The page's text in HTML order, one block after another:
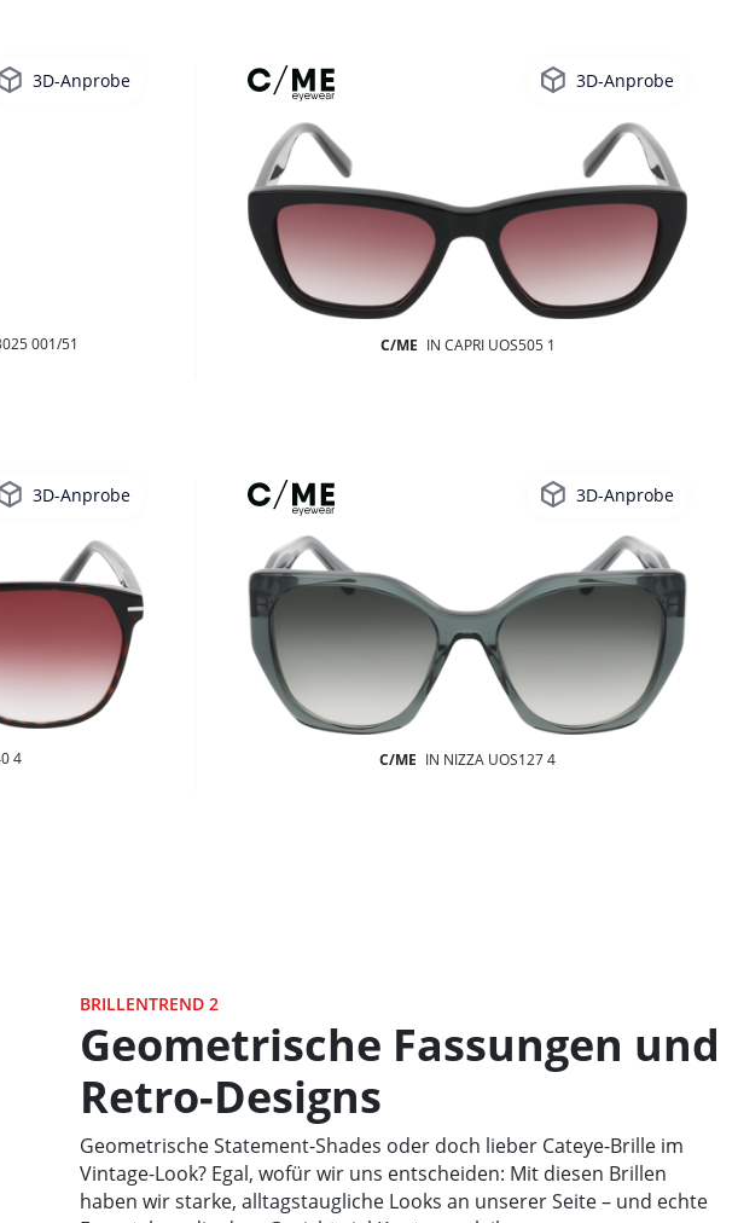
001/51
3D-Anprobe
C/ME IN CAPRI UOS505 1
3D-Anprobe
4
3D-Anprobe
C/ME IN NIZZA UOS127 4
3D-Anprobe
BRILLENTREND 2
Geometrische Fassungen und
Retro-Designs
Geometrische Statement-Shades oder doch lieber Cateye-Brille im
Vintage-Look? Egal, wofür wir uns entscheiden: Mit diesen Brillen
haben wir starke, alltagstaugliche Looks an unserer Seite – und echte